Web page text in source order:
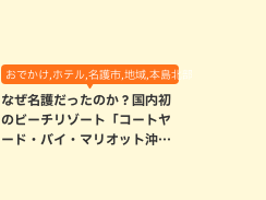
おでかけ,ホテル,名護市,地域,本島北部
なぜ名護だったのか？国内初
のビーチリゾート「コートヤ
ード・バイ・マリオット沖縄